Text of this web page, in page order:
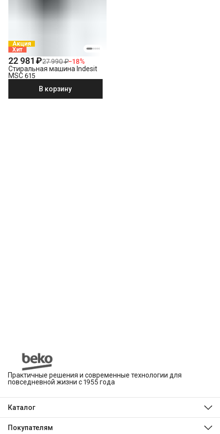
Акция
Хит
22 981 ₽27 990 ₽−18%
Стиральная машина Indesit
MSC 615
В корзину
Практичные решения и современные технологии для
повседневной жизни с 1955 года
Каталог
Hotpoint
Покупателям